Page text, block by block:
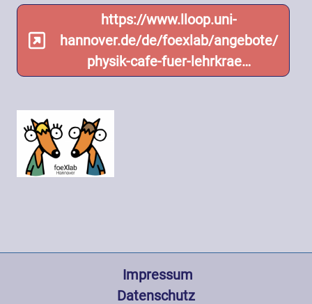
https://www.lloop.uni-
hannover.de/de/foexlab/angebote/
physik-cafe-fuer-lehrkrae…
Impressum
Datenschutz